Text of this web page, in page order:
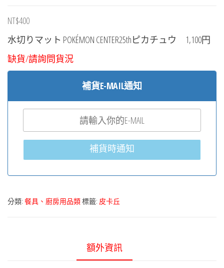
NT$400
水切りマット POKÉMON CENTER25thピカチュウ 1,100円
缺貨/請詢問貨況
補貨E-MAIL通知
補貨時通知
分類: 餐具、廚房用品類標籤: 皮卡丘
額外資訊